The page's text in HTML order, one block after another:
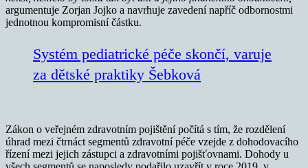
argumentuje Zorjan Jojko a navrhuje zavedení napříč odbornostmi
jednotnou kompromisní částku.
Systém pediatrické péče skončí, varuje
za dětské praktiky Šebková
Zákon o veřejném zdravotním pojištění počítá s tím, že rozdělení
úhrad mezi čtrnáct segmentů zdravotní péče vzejde z dohodovacího
řízení mezi jejich zástupci a zdravotními pojišťovnami. Dohody u